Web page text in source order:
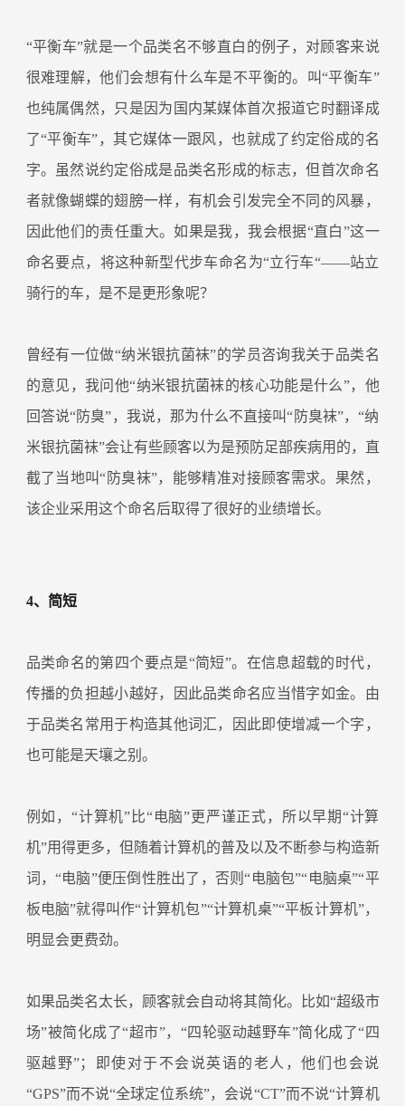
“平衡车”就是一个品类名不够直白的例子，对顾客来说
很难理解，他们会想有什么车是不平衡的。叫“平衡车”
也纯属偶然，只是因为国内某媒体首次报道它时翻译成
了“平衡车”，其它媒体一跟风，也就成了约定俗成的名
字。虽然说约定俗成是品类名形成的标志，但首次命名
者就像蝴蝶的翅膀一样，有机会引发完全不同的风暴，
因此他们的责任重大。如果是我，我会根据“直白”这一
命名要点，将这种新型代步车命名为“立行车“——站立
骑行的车，是不是更形象呢？
曾经有一位做“纳米银抗菌袜”的学员咨询我关于品类名
的意见，我问他“纳米银抗菌袜的核心功能是什么”，他
回答说“防臭”，我说，那为什么不直接叫“防臭袜”，“纳
米银抗菌袜”会让有些顾客以为是预防足部疾病用的，直
截了当地叫“防臭袜”，能够精准对接顾客需求。果然，
该企业采用这个命名后取得了很好的业绩增长。
4、简短
品类命名的第四个要点是“简短”。在信息超载的时代，
传播的负担越小越好，因此品类命名应当惜字如金。由
于品类名常用于构造其他词汇，因此即使增减一个字，
也可能是天壤之别。
例如，“计算机”比“电脑”更严谨正式，所以早期“计算
机”用得更多，但随着计算机的普及以及不断参与构造新
词，“电脑”便压倒性胜出了，否则“电脑包”“电脑桌”“平
板电脑”就得叫作“计算机包”“计算机桌”“平板计算机”，
明显会更费劲。
如果品类名太长，顾客就会自动将其简化。比如“超级市
场”被简化成了“超市”，“四轮驱动越野车”简化成了“四
驱越野”；即使对于不会说英语的老人，他们也会说
“GPS”而不说“全球定位系统”，会说“CT”而不说“计算机